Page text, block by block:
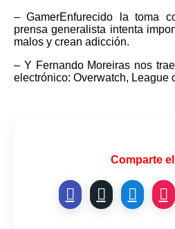
– GamerEnfurecido la toma
prensa generalista intenta
malos y crean adicción.
– Y Fernando Moreiras nos
electrónico: Overwatch, League
Comparte